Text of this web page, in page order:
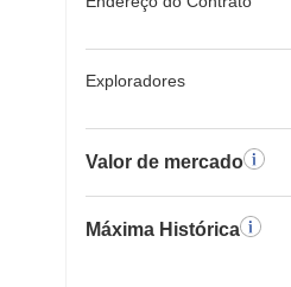
Exploradores
Valor de mercado
Máxima Histórica